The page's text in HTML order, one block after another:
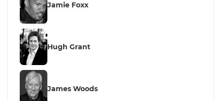
Jamie Foxx
Hugh Grant
James Woods